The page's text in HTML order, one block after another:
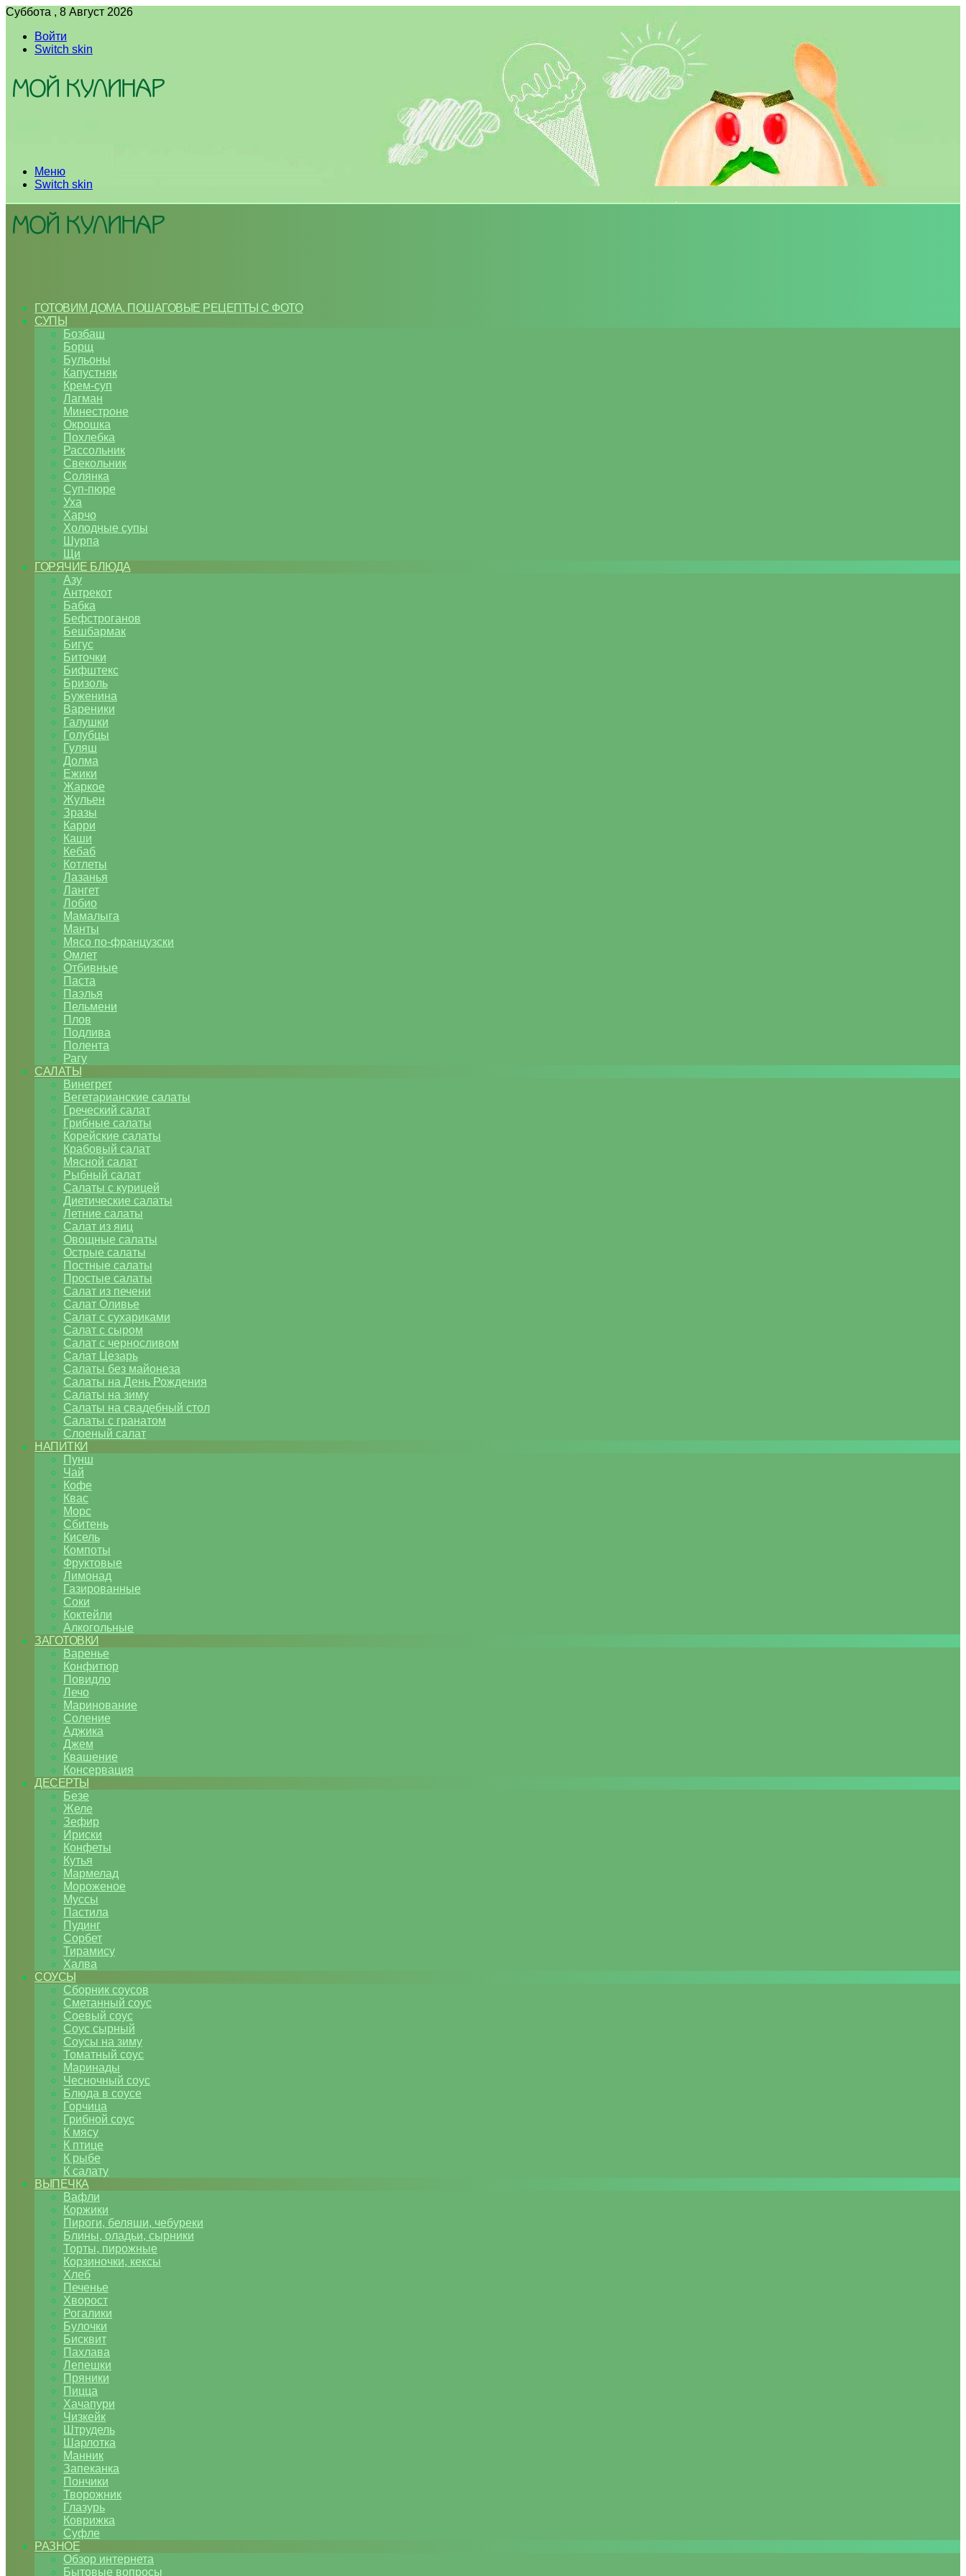
Суббота , 8 Август 2026
Войти
Switch skin
Меню
Switch skin
ГОТОВИМ ДОМА. ПОШАГОВЫЕ РЕЦЕПТЫ С ФОТО
СУПЫ
Бозбаш
Борщ
Бульоны
Капустняк
Крем-суп
Лагман
Минестроне
Окрошка
Похлебка
Рассольник
Свекольник
Солянка
Суп-пюре
Уха
Харчо
Холодные супы
Шурпа
Щи
ГОРЯЧИЕ БЛЮДА
Азу
Антрекот
Бабка
Бефстроганов
Бешбармак
Бигус
Биточки
Бифштекс
Бризоль
Буженина
Вареники
Галушки
Голубцы
Гуляш
Долма
Ежики
Жаркое
Жульен
Зразы
Карри
Каши
Кебаб
Котлеты
Лазанья
Лангет
Лобио
Мамалыга
Манты
Мясо по-французски
Омлет
Отбивные
Паста
Паэлья
Пельмени
Плов
Подлива
Полента
Рагу
САЛАТЫ
Винегрет
Вегетарианские салаты
Греческий салат
Грибные салаты
Корейские салаты
Крабовый салат
Мясной салат
Рыбный салат
Салаты с курицей
Диетические салаты
Летние салаты
Салат из яиц
Овощные салаты
Острые салаты
Постные салаты
Простые салаты
Салат из печени
Салат Оливье
Салат с сухариками
Салат с сыром
Салат с черносливом
Салат Цезарь
Салаты без майонеза
Салаты на День Рождения
Салаты на зиму
Салаты на свадебный стол
Салаты с гранатом
Слоеный салат
НАПИТКИ
Пунш
Чай
Кофе
Квас
Морс
Сбитень
Кисель
Компоты
Фруктовые
Лимонад
Газированные
Соки
Коктейли
Алкогольные
ЗАГОТОВКИ
Варенье
Конфитюр
Повидло
Лечо
Маринование
Соление
Аджика
Джем
Квашение
Консервация
ДЕСЕРТЫ
Безе
Желе
Зефир
Ириски
Конфеты
Кутья
Мармелад
Мороженое
Муссы
Пастила
Пудинг
Сорбет
Тирамису
Халва
СОУСЫ
Сборник соусов
Сметанный соус
Соевый соус
Соус сырный
Соусы на зиму
Томатный соус
Маринады
Чесночный соус
Блюда в соусе
Горчица
Грибной соус
К мясу
К птице
К рыбе
К салату
ВЫПЕЧКА
Вафли
Коржики
Пироги, беляши, чебуреки
Блины, оладьи, сырники
Торты, пирожные
Корзиночки, кексы
Хлеб
Печенье
Хворост
Рогалики
Булочки
Бисквит
Пахлава
Лепешки
Пряники
Пицца
Хачапури
Чизкейк
Штрудель
Шарлотка
Манник
Запеканка
Пончики
Творожник
Глазурь
Коврижка
Суфле
РАЗНОЕ
Обзор интернета
Бытовые вопросы